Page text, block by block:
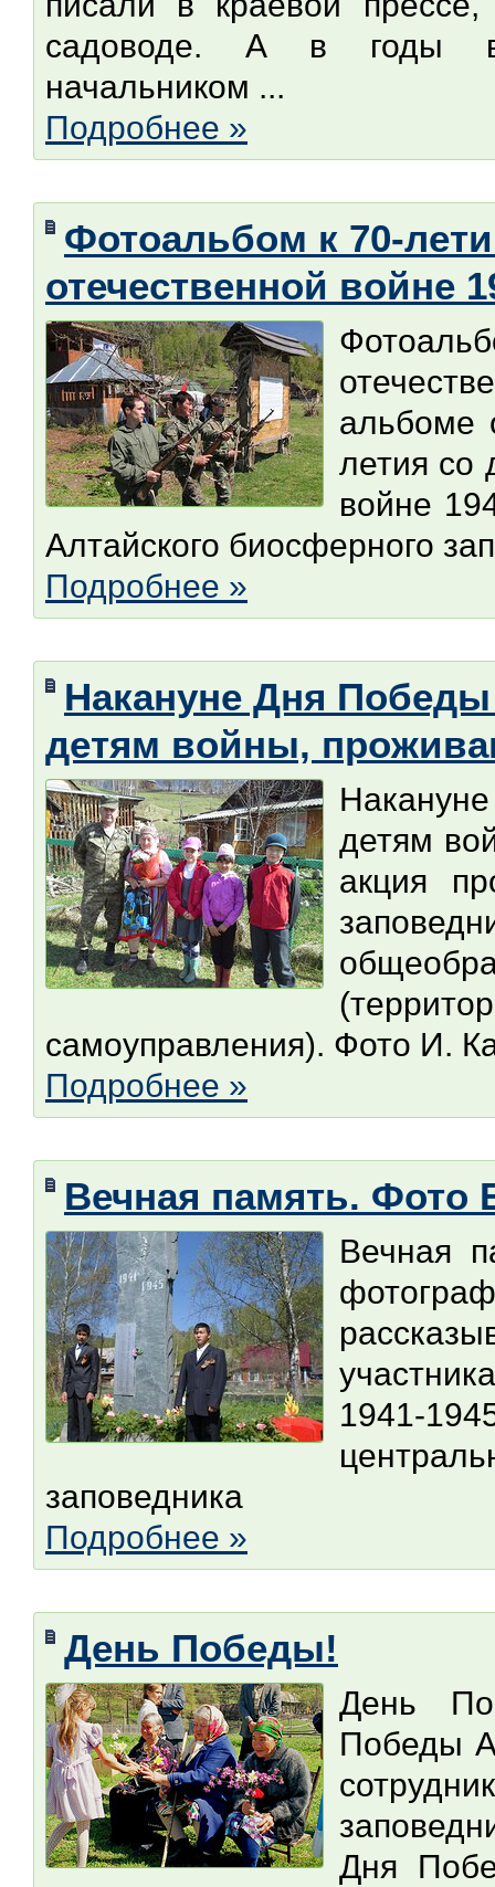
садоводе. А в годы
начальником ...
Подробнее »
Фотоальбом к 70-
отечественной войне
альбоме
летия со
войне
Алтайского биосферного
Подробнее »
Накануне Дня
детям войны,
детям
акция
самоуправления). Фото И.
Подробнее »
Вечная память. Фото
Вечная
1941-
заповедника
Подробнее »
День Победы!
День
Победы
Дня